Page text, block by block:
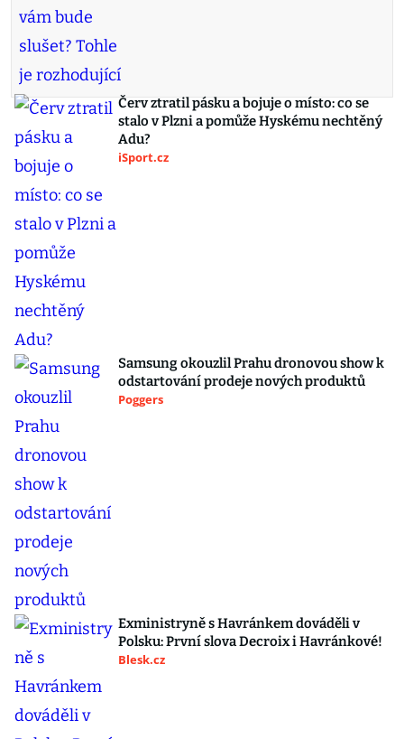
Červ ztratil pásku a bojuje o místo: co se
stalo v Plzni a pomůže Hyskému nechtěný
Adu?
iSport.cz
Samsung okouzlil Prahu dronovou show k
odstartování prodeje nových produktů
Poggers
Exministryně s Havránkem dováděli v
Polsku: První slova Decroix i Havránkové!
Blesk.cz